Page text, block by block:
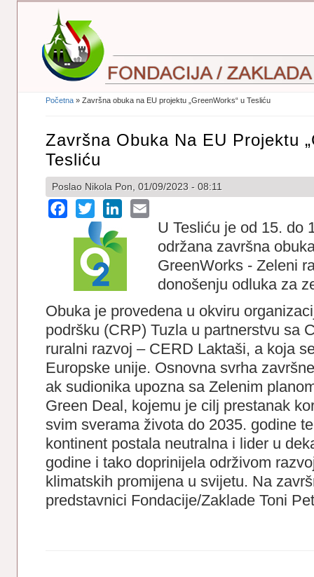
Vi Ste Ovdje
Početna » Završna obuka na EU projektu „GreenWorks“ u Tesliću
Završna Obuka Na EU Projektu
Tesliću
Poslao Nikola Pon, 01/09/2023 - 08:11
Facebook
Twitter LinkedIn
U Tesliću je od 15. do
održana završna
GreenWorks - Zeleni
donošenju odluka za
Obuka je provedena u okviru
podršku (CRP) Tuzla u partnerstvu sa
ruralni razvoj – CERD Laktaši, a koja
Europske unije. Osnovna svrha
ak sudionika upozna sa Zelenim
Green Deal, kojemu je cilj prestanak
svim sverama života do 2035. godine
kontinent postala neutralna i lider u
godine i tako doprinijela održivom
klimatskih promijena u svijetu. Na
predstavnici Fondacije/Zaklade Toni